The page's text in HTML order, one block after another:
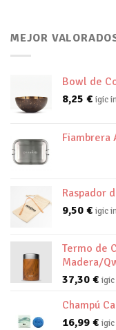
MEJOR
Bowl de
8,25 € igic
Fiambrera
Raspador
9,50 € igic
Termo de
Madera/
37,30 €
Champú
16,99 €